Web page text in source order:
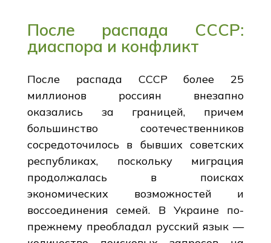
После распада СССР:
диаспора и конфликт
После распада СССР более 25
миллионов россиян внезапно
оказались за границей, причем
большинство соотечественников
сосредоточилось в бывших советских
республиках, поскольку миграция
продолжалась в поисках
экономических возможностей и
воссоединения семей. В Украине по-
прежнему преобладал русский язык —